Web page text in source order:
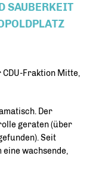
U
A
Fraktion Mitte,
Der
geraten (über
Seit
wachsende,